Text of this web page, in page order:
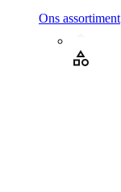
Ons assortiment